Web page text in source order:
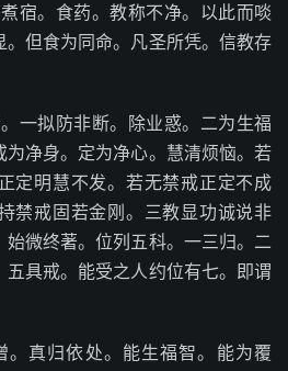
宿。食药。教称不净。以此而啖
但食为同命。凡圣所凭。信教存
一拟防非断。除业惑。二为生福
净身。定为净心。慧清烦恼。若
定明慧不发。若无禁戒正定不成
禁戒固若金刚。三教显功诚说非
微终著。位列五科。一三归。二
具戒。能受之人约位有七。即谓
。真归依处。能生福智。能为覆